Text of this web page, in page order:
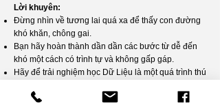
Lời khuyên:
Đừng nhìn về tương lai quá xa để thấy con đường
khó khăn, chông gai.
Bạn hãy hoàn thành dần dần các bước từ dễ đến
khó một cách có trình tự và không gấp gáp.
Hãy để trải nghiệm học Dữ Liệu là một quá trình thú
tiếp thu kiến thức một cách sâu sắc và tự nhiên.